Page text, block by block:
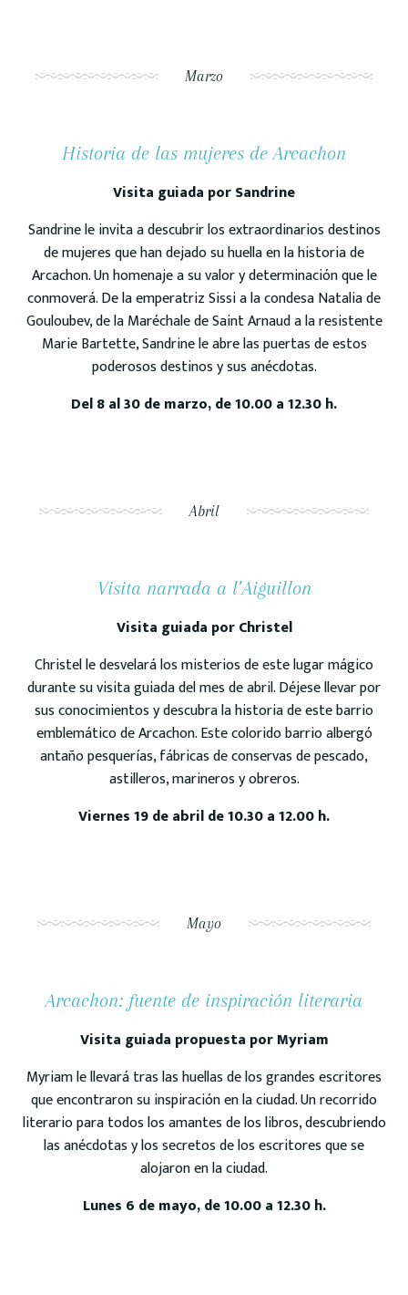
Marzo
Historia de las mujeres de Arcachon
Visita guiada por Sandrine
Sandrine le invita a descubrir los extraordinarios destinos
de mujeres que han dejado su huella en la historia de
Arcachon. Un homenaje a su valor y determinación que le
conmoverá. De la emperatriz Sissi a la condesa Natalia de
Gouloubev, de la Maréchale de Saint Arnaud a la resistente
Marie Bartette, Sandrine le abre las puertas de estos
poderosos destinos y sus anécdotas.
Del 8 al 30 de marzo, de 10.00 a 12.30 h.
Abril
Visita narrada a l’Aiguillon
Visita guiada por Christel
Christel le desvelará los misterios de este lugar mágico
durante su visita guiada del mes de abril. Déjese llevar por
sus conocimientos y descubra la historia de este barrio
emblemático de Arcachon. Este colorido barrio albergó
antaño pesquerías, fábricas de conservas de pescado,
astilleros, marineros y obreros.
Viernes 19 de abril de 10.30 a 12.00 h.
Mayo
Arcachon: fuente de inspiración literaria
Visita guiada propuesta por Myriam
Myriam le llevará tras las huellas de los grandes escritores
que encontraron su inspiración en la ciudad. Un recorrido
literario para todos los amantes de los libros, descubriendo
las anécdotas y los secretos de los escritores que se
alojaron en la ciudad.
Lunes 6 de mayo, de 10.00 a 12.30 h.